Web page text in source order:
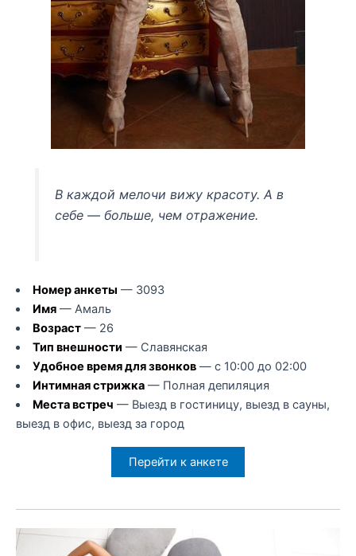
В каждой мелочи вижу красоту. А в
себе — больше, чем отражение.
Номер анкеты — 3093
Имя— Амаль
Возраст— 26
Тип внешности — Славянская
Удобное время для звонков— с 10:00 до 02:00
Интимная стрижка— Полная депиляция
Места встреч — Выезд в гостиницу, выезд в сауны,
выезд в офис, выезд за город
Перейти к анкете